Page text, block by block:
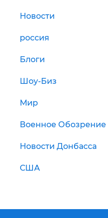
Новости
россия
Блоги
Шоу-Биз
Мир
Военное Обозрение
Новости Донбасса
США